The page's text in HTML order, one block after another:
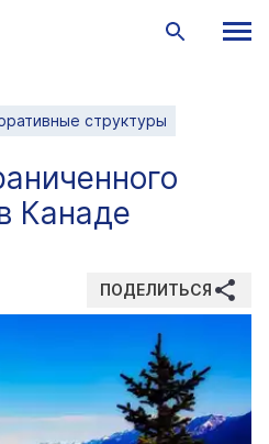
структуры
Канаде
ПОДЕЛИТЬСЯ